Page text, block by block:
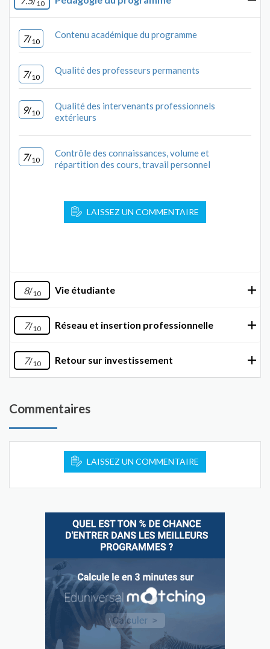
10
7/10
Contenu académique du programme
7/10
Qualité des professeurs permanents
9/10
Qualité des intervenants professionnels
extérieurs
7/10
Contrôle des connaissances, volume et
répartition des cours, travail personnel
LAISSEZ UN COMMENTAIRE
8/10 Vie étudiante
7/10 Réseau et insertion professionnelle
7/10 Retour sur investissement
Commentaires
LAISSEZ UN COMMENTAIRE